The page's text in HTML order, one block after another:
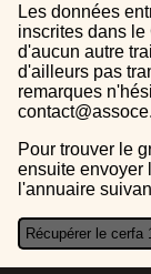
Les données entrées dans le formulaire sont uniquement
inscrites dans
d'aucun autre
d'ailleurs pas
remarques
Pour trouver le greffe des associations auquel vous devrez
ensuite envoyer
l'annuaire
Récupérer le cerfa